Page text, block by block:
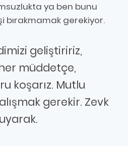
ya ben bunu
bırakmamak gerekiyor.
geliştiririz,
müddetçe,
koşarız. Mutlu
gerekir. Zevk